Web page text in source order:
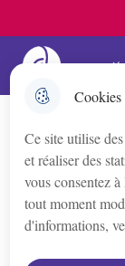
Cookies
Ce site utilise
et réaliser des
vous consentez
tout moment
d'informations,
au
menu
Appoigny
Augy
Auxerre
Politique
Accueil